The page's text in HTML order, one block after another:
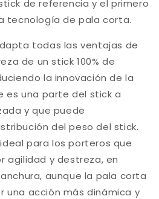
de referencia y el primero
tecnología de pala corta.
todas las ventajas de
de un stick 100% de
la innovación de la
es una parte del stick a
y que puede
del peso del stick.
para los porteros que
agilidad y destreza, en
aunque la pala corta
una acción más dinámica y